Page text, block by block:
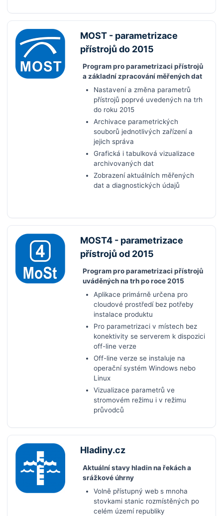
MOST - parametrizace
přístrojů do 2015
Program pro parametrizaci přístrojů
a základní zpracování měřených dat
Nastavení a změna parametrů
přístrojů poprvé uvedených na trh
do roku 2015
Archivace parametrických
souborů jednotlivých zařízení a
jejich správa
Grafická i tabulková vizualizace
archivovaných dat
Zobrazení aktuálních měřených
dat a diagnostických údajů
MOST4 - parametrizace
přístrojů od 2015
Program pro parametrizaci přístrojů
uváděných na trh po roce 2015
Aplikace primárně určena pro
cloudové prostředí bez potřeby
instalace produktu
Pro parametrizaci v místech bez
konektivity se serverem k dispozici
off-line verze
Off-line verze se instaluje na
operační systém Windows nebo
Linux
Vizualizace parametrů ve
stromovém režimu i v režimu
průvodců
Hladiny.cz
Aktuální stavy hladin na řekách a
srážkové úhrny
Volně přístupný web s mnoha
stovkami stanic rozmístěných po
celém území republiky